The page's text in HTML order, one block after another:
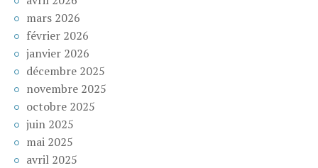
mars 2026
février 2026
janvier 2026
décembre 2025
novembre 2025
octobre 2025
juin 2025
mai 2025
avril 2025